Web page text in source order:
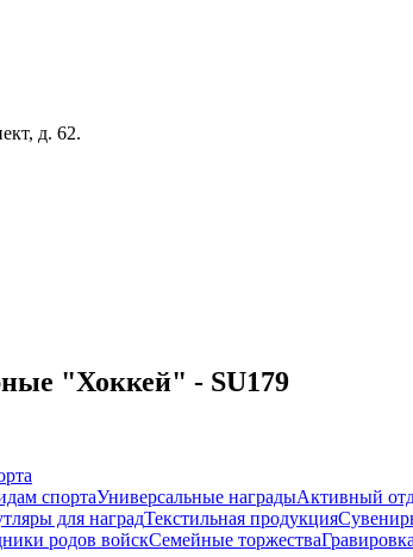
д. 62.
"Хоккей" - SU179
спортаУниверсальные наградыАктивный
для наградТекстильная продукция
родов войскСемейные торжестваГравировка